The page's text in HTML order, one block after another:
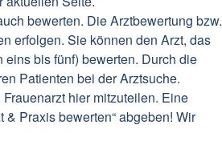
bewerten. Die Arztbewertung bzw.
erfolgen. Sie können den Arzt, das
bis fünf) bewerten. Durch die
Patienten bei der Arztsuche.
hier mitzuteilen. Eine
Praxis bewerten“ abgeben! Wir